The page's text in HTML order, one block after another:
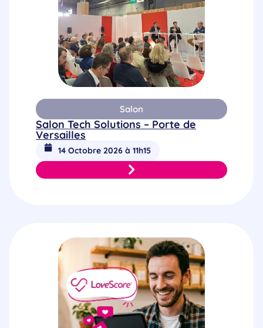
Salon
Salon Tech Solutions – Porte de
Versailles
14 Octobre 2026 à 11h15